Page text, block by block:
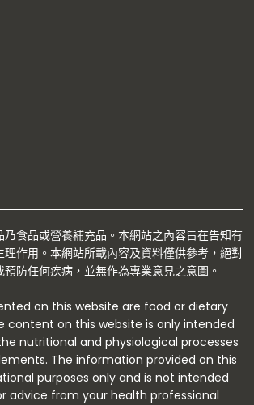
食品或營養補充品。本網站之內容旨在告知有
理作用。本網站所載內容及資料僅供參考，絕對
防任何疾病，並無作為專業意見之意圖。
on this website are food or dietary
content on this website is only intended
nutritional and physiological processes
The information provided on this
purposes only and is not intended
advice from your health professional